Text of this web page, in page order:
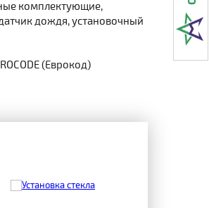
комплектующие,
дождя, установочный
(Еврокод)